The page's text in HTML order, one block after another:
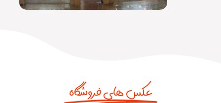
عکس های فروشگاه